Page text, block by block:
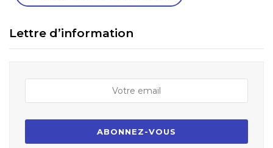
Lettre d’information